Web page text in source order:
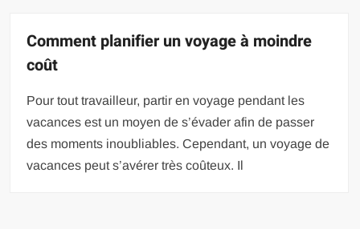
Comment planifier un voyage à moindre
coût
Pour tout travailleur, partir en voyage pendant les
vacances est un moyen de s’évader afin de passer
des moments inoubliables. Cependant, un voyage de
vacances peut s’avérer très coûteux. Il